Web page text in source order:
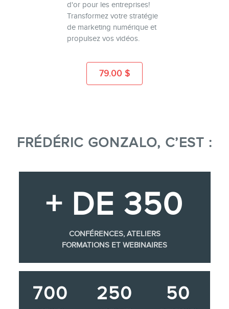
d'or pour les entreprises!
Transformez votre stratégie
de marketing numérique et
propulsez vos vidéos.
79.00 $
FRÉDÉRIC GONZALO, C’EST :
+ DE 350
CONFÉRENCES, ATELIERS
FORMATIONS ET WEBINAIRES
700 250 50